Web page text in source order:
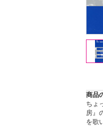
商品
ちょ
房』
を歌